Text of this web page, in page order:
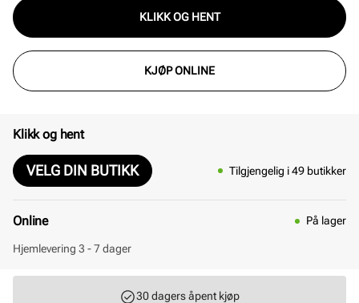
KLIKK OG HENT
KJØP ONLINE
Klikk og hent
VELG DIN BUTIKK Tilgjengelig i 49 butikker
Online På lager
Hjemlevering 3 - 7 dager
30 dagers åpent kjøp